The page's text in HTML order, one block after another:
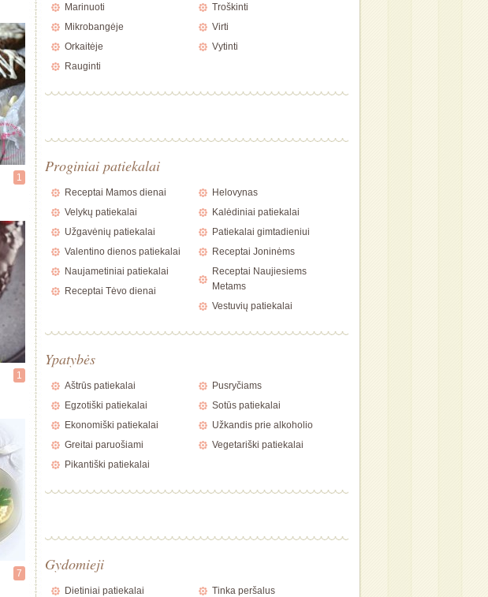
1
1
7
Marinuoti
Mikrobangėje
Orkaitėje
Rauginti
Troškinti
Virti
Vytinti
Proginiai patiekalai
Receptai Mamos dienai
Velykų patiekalai
Užgavėnių patiekalai
Valentino dienos patiekalai
Naujametiniai patiekalai
Receptai Tėvo dienai
Helovynas
Kalėdiniai patiekalai
Patiekalai gimtadieniui
Receptai Joninėms
Receptai Naujiesiems
Metams
Vestuvių patiekalai
Ypatybės
Aštrūs patiekalai
Egzotiški patiekalai
Ekonomiški patiekalai
Greitai paruošiami
Pikantiški patiekalai
Pusryčiams
Sotūs patiekalai
Užkandis prie alkoholio
Vegetariški patiekalai
Gydomieji
Dietiniai patiekalai
Tinka peršalus